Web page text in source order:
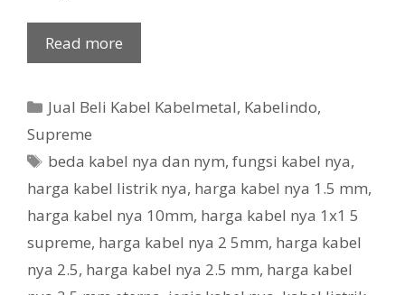
Read more
Categories
Jual Beli Kabel Kabelmetal, Kabelindo,
Supreme
Tags
beda kabel nya dan nym,fungsi kabel nya,
harga kabel listrik nya, harga kabel nya 1.5 mm,
harga kabel nya 10mm, harga kabel nya 1x1 5
supreme, harga kabel nya 2 5mm, harga kabel
nya 2.5, harga kabel nya 2.5 mm, harga kabel